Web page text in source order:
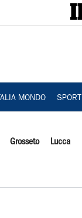
MONDO SPORT
Grosseto Lucca